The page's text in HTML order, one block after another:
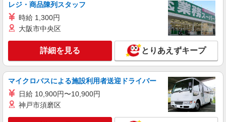
レジ・商品陳列スタッフ
時給 1,300円
大阪市中央区
詳細を見る とりあえずキープ
マイクロバスによる施設利用者送迎ドライバー
日給 10,900円〜10,900円
神戸市須磨区